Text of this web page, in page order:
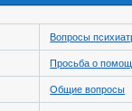
Вопросы
Просьба о
Общие вопросы